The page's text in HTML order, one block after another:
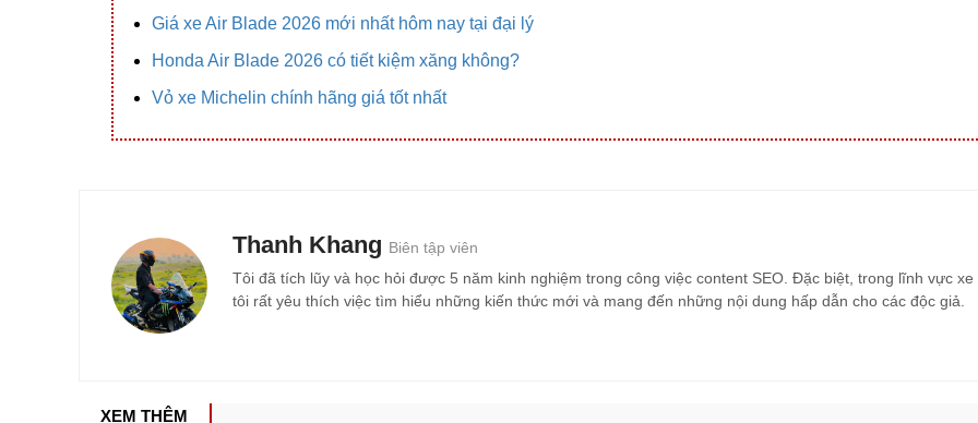
Giá xe Air Blade 2026 mới nhất hôm nay tại đại lý
Honda Air Blade 2026 có tiết kiệm xăng không?
Vỏ xe Michelin chính hãng giá tốt nhất
Thanh Khang Biên tập viên
Tôi đã tích lũy và học hỏi được 5 năm kinh nghiệm trong công việc content SEO. Đặc biệt, trong lĩnh vực xe
tôi rất yêu thích việc tìm hiểu những kiến thức mới và mang đến những nội dung hấp dẫn cho các độc giả.
XEM THÊM